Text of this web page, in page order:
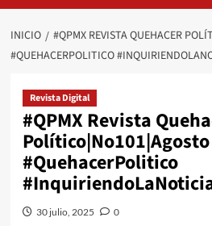
INICIO
#QPMX REVISTA QUEHACER
#QUEHACERPOLITICO
Revista Digital
#QPMX Revista
#QuehacerPolitico
30 julio, 2025 0